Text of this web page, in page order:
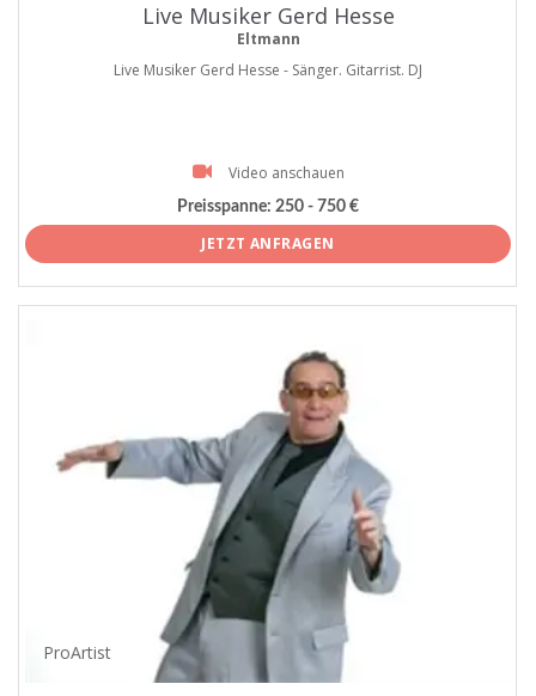
Live Musiker Gerd Hesse
Eltmann
Live Musiker Gerd Hesse - Sänger. Gitarrist. DJ
Video anschauen
Preisspanne: 250 - 750 €
JETZT ANFRAGEN
ProArtist